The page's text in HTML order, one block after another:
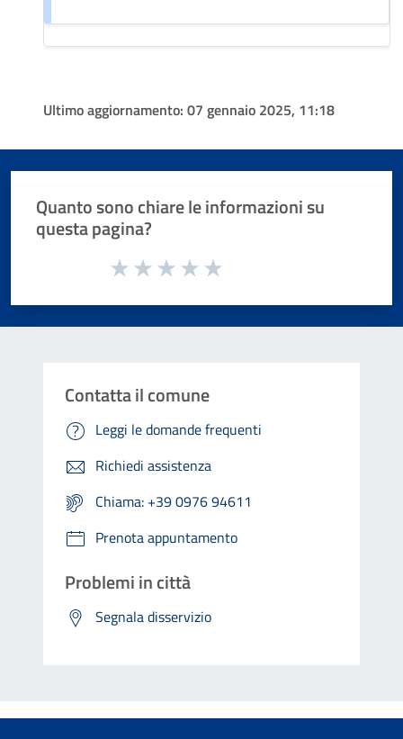
Ultimo aggiornamento: 07 gennaio 2025, 11:18
Quanto sono chiare le informazioni su
questa pagina?
Valuta da 1 a 5 stelle la pagina
Contatta il comune
Leggi le domande frequenti
Richiedi assistenza
Chiama: +39 0976 94611
Prenota appuntamento
Problemi in città
Segnala disservizio